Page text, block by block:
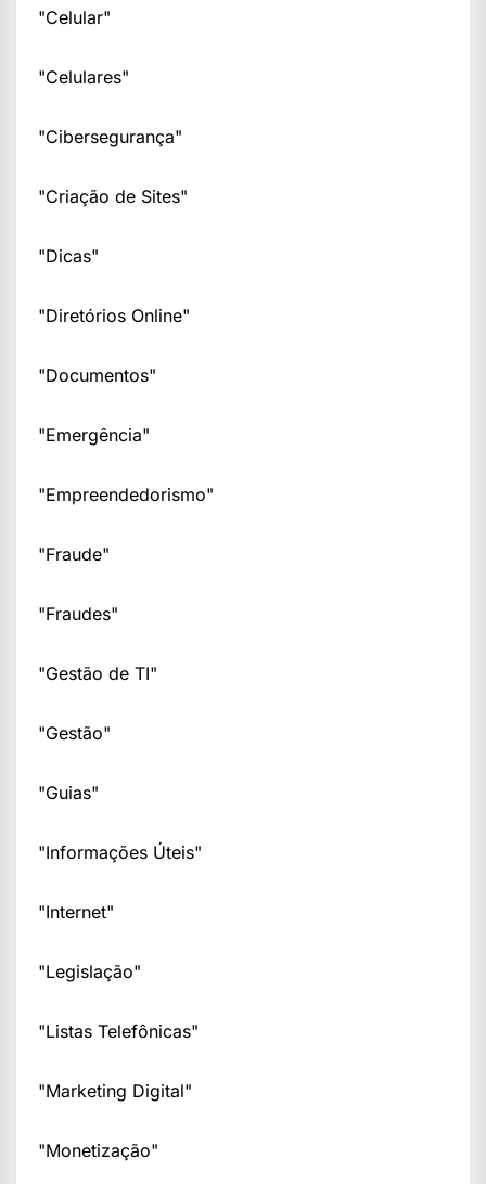
"Celular"
"Celulares"
"Cibersegurança"
"Criação de Sites"
"Dicas"
"Diretórios Online"
"Documentos"
"Emergência"
"Empreendedorismo"
"Fraude"
"Fraudes"
"Gestão de TI"
"Gestão"
"Guias"
"Informações Úteis"
"Internet"
"Legislação"
"Listas Telefônicas"
"Marketing Digital"
"Monetização"